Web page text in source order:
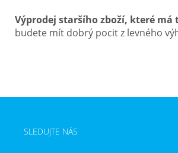
Výprodej staršího zboží, které
budete mít dobrý pocit z levného
SLEDUJTE NÁS